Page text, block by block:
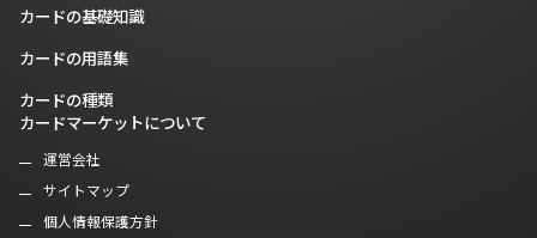
カードの基礎知識
カードの用語集
カードの種類
カードマーケットについて
運営会社
サイトマップ
個人情報保護方針